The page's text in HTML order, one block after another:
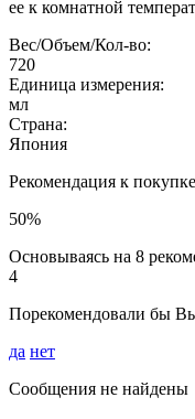
ее к комнатной
Вес/Объем/Кол-во:
720
Единица измерения:
мл
Страна:
Япония
Рекомендация к покупке
50%
Основываясь на 8
4
Порекомендовали бы
да нет
Сообщения не найдены